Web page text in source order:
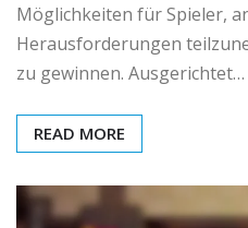
Möglichkeiten für Spieler,
Herausforderungen
zu gewinnen. Ausgerichtet…
READ MORE